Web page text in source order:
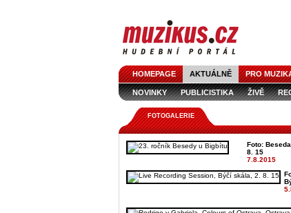
HOMEPAGE AKTUÁLNĚ PRO
NOVINKY PUBLICISTIKA ŽIVĚ
FOTOGALERIE
Foto:
8. 15
7.8.2015